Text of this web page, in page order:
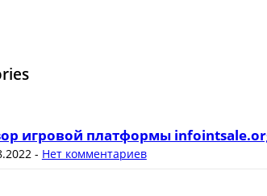
игровой платформы
- Нет комментариев